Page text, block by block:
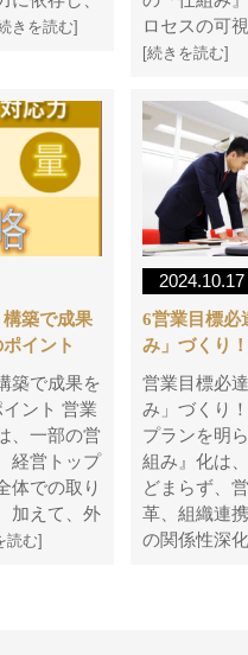
きを読む]
ロセスの可
[続きを読む]
築で成果
イント
築で成果を
ント 営業
、一部の営
経営トップ
体での取り
加えて、外
読む]
2024.10.17
6営業目標必
み」づくり！
営業目標必
み」づくり
プランを明
組み』化は
どまらず、
革、組織連
の関係性深